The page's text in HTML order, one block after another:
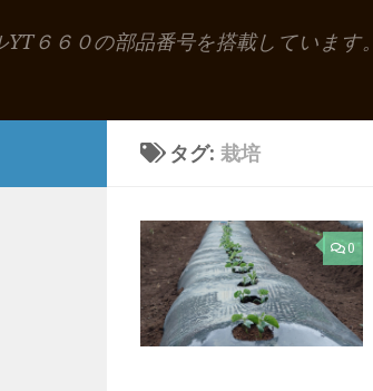
６６０の部品番号を搭載しています。
タグ:栽培
0